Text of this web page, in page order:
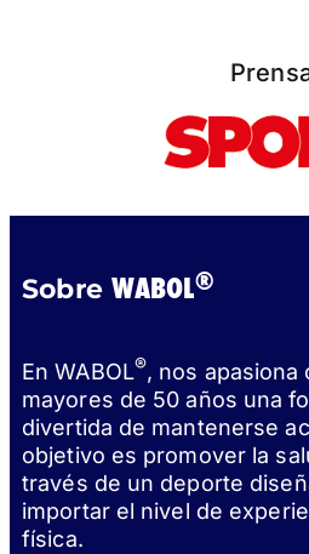
Sobre WABOL®
En WABOL®, nos apasiona
mayores de 50 años una
divertida de mantenerse
objetivo es promover la
través de un deporte
importar el nivel de
física.